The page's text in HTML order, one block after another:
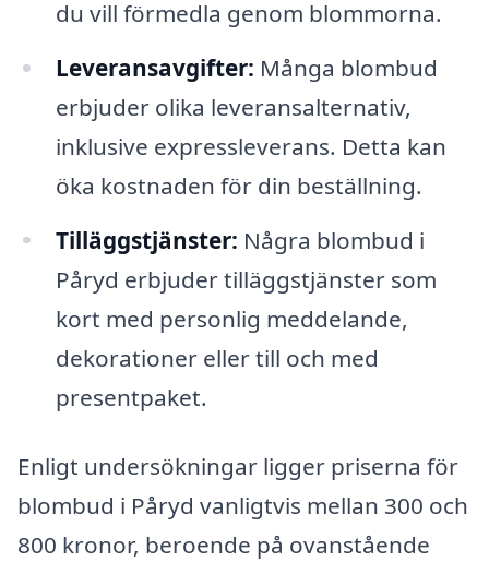
du vill förmedla genom blommorna.
Leveransavgifter: Många blombud
erbjuder olika leveransalternativ,
inklusive expressleverans. Detta kan
öka kostnaden för din beställning.
Tilläggstjänster: Några blombud i
Påryd erbjuder tilläggstjänster som
kort med personlig meddelande,
dekorationer eller till och med
presentpaket.
Enligt undersökningar ligger priserna för
blombud i Påryd vanligtvis mellan 300 och
800 kronor, beroende på ovanstående